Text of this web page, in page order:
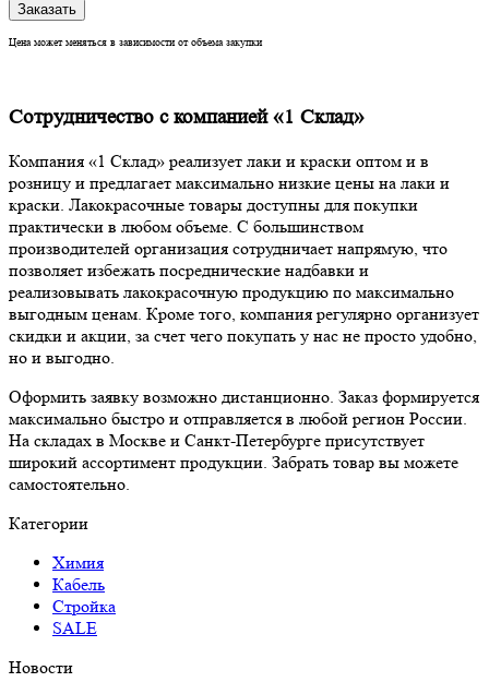
Заказать
Цена может меняться в зависимости от объема закупки
Сотрудничество с компанией «1 Склад»
Компания «1 Склад» реализует лаки и краски оптом и в
розницу и предлагает максимально низкие цены на лаки и
краски. Лакокрасочные товары доступны для покупки
практически в любом объеме. С большинством
производителей организация сотрудничает напрямую, что
позволяет избежать посреднические надбавки и
реализовывать лакокрасочную продукцию по максимально
выгодным ценам. Кроме того, компания регулярно организует
скидки и акции, за счет чего покупать у нас не просто удобно,
но и выгодно.
Оформить заявку возможно дистанционно. Заказ формируется
максимально быстро и отправляется в любой регион России.
На складах в Москве и Санкт-Петербурге присутствует
широкий ассортимент продукции. Забрать товар вы можете
самостоятельно.
Категории
Химия
Кабель
Стройка
SALE
Новости